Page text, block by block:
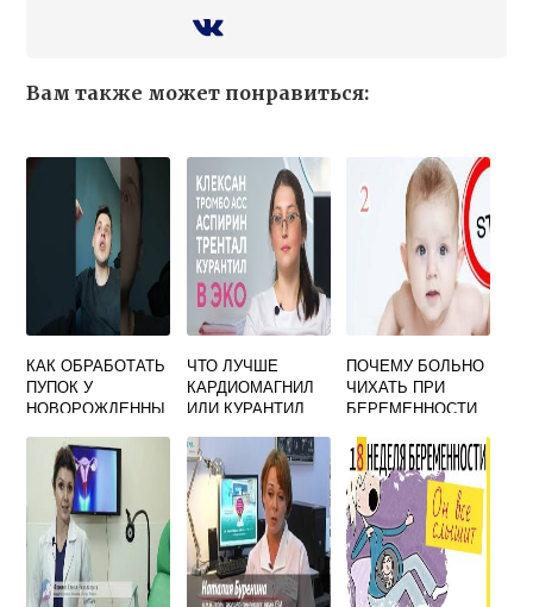
Вам также может понравиться:
КАК ОБРАБОТАТЬ
ПУПОК У
НОВОРОЖДЕННЫ
ВОДОРОДА И
ЗЕЛЕНКОЙ
ЧТО ЛУЧШЕ
КАРДИОМАГНИЛ
ИЛИ КУРАНТИЛ
БЕРЕМЕННОСТИ
ПОЧЕМУ БОЛЬНО
ЧИХАТЬ ПРИ
БЕРЕМЕННОСТИ